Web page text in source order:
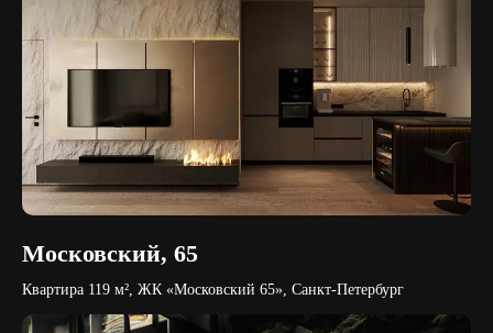
Московский, 65
Квартира 119 м², ЖК «Московский 65», Санкт-Петербург